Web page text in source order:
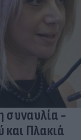
συναυλία -
Πλακιά